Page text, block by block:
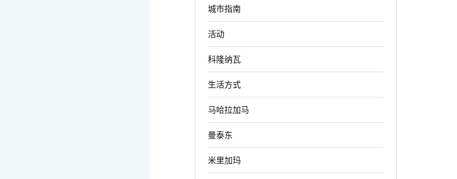
城市指南
活动
科隆纳瓦
生活方式
马哈拉加马
曼泰东
米里加玛